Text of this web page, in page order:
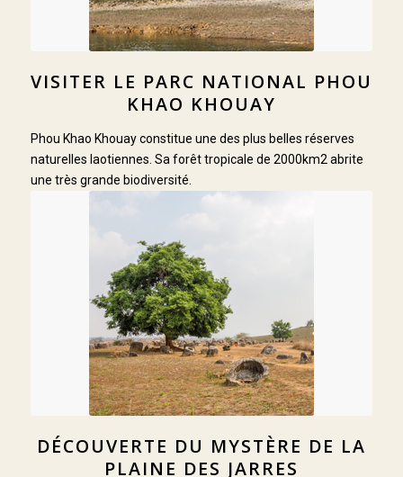
VISITER LE PARC NATIONAL PHOU
KHAO KHOUAY
Phou Khao Khouay constitue une des plus belles réserves
naturelles laotiennes. Sa forêt tropicale de 2000km2 abrite
une très grande biodiversité.
DÉCOUVERTE DU MYSTÈRE DE LA
PLAINE DES JARRES